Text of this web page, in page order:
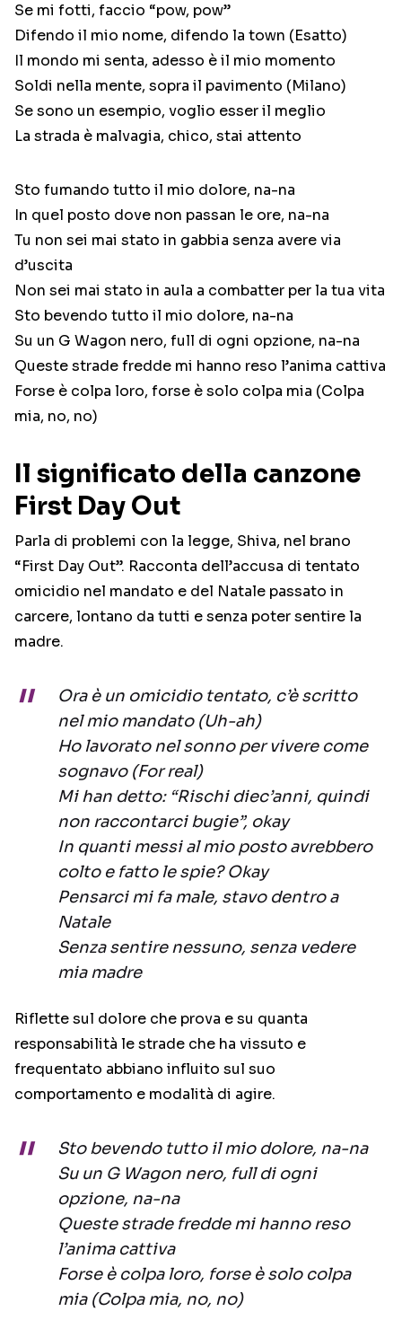
Se mi fotti, faccio “pow, pow”
Difendo il mio nome, difendo la town (Esatto)
Il mondo mi senta, adesso è il mio momento
Soldi nella mente, sopra il pavimento (Milano)
Se sono un esempio, voglio esser il meglio
La strada è malvagia, chico, stai attento
Sto fumando tutto il mio dolore, na-na
In quel posto dove non passan le ore, na-na
Tu non sei mai stato in gabbia senza avere via
d’uscita
Non sei mai stato in aula a combatter per la tua vita
Sto bevendo tutto il mio dolore, na-na
Su un G Wagon nero, full di ogni opzione, na-na
Queste strade fredde mi hanno reso l’anima cattiva
Forse è colpa loro, forse è solo colpa mia (Colpa
mia, no, no)
Il significato della canzone
First Day Out
Parla di problemi con la legge, Shiva, nel brano
“First Day Out”. Racconta dell’accusa di tentato
omicidio nel mandato e del Natale passato in
carcere, lontano da tutti e senza poter sentire la
madre.
Ora è un omicidio tentato, c’è scritto
nel mio mandato (Uh-ah)
Ho lavorato nel sonno per vivere come
sognavo (For real)
Mi han detto: “Rischi diec’anni, quindi
non raccontarci bugie”, okay
In quanti messi al mio posto avrebbero
colto e fatto le spie? Okay
Pensarci mi fa male, stavo dentro a
Natale
Senza sentire nessuno, senza vedere
mia madre
Riflette sul dolore che prova e su quanta
responsabilità le strade che ha vissuto e
frequentato abbiano influito sul suo
comportamento e modalità di agire.
Sto bevendo tutto il mio dolore, na-na
Su un G Wagon nero, full di ogni
opzione, na-na
Queste strade fredde mi hanno reso
l’anima cattiva
Forse è colpa loro, forse è solo colpa
mia (Colpa mia, no, no)